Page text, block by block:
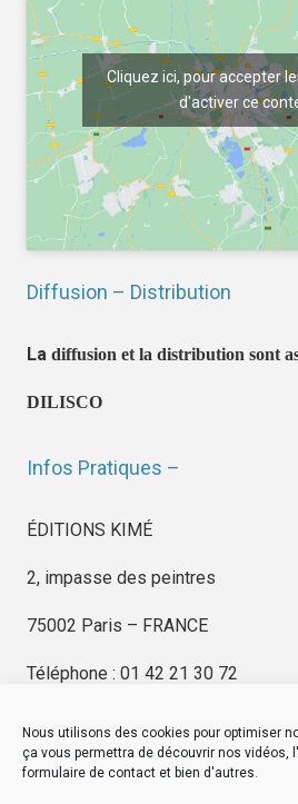
Nous utilisons des cookies pour optimiser
ça vous permettra de découvrir nos vidéos,
formulaire de contact et bien d'autres.
Cliquez ici, pour accepter
d'activer ce
Diffusion – Distribution
La diffusion et la distribution sont
DILISCO
Infos Pratiques –
ÉDITIONS KIMÉ
2, impasse des peintres
75002 Paris – FRANCE
Téléphone : 01 42 21 30 72